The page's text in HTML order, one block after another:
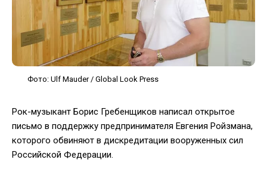
Фото: Ulf Mauder / Global Look Press
Рок-музыкант Борис Гребенщиков написал открытое
письмо в поддержку предпринимателя Евгения Ройзмана,
которого обвиняют в дискредитации вооруженных сил
Российской Федерации.